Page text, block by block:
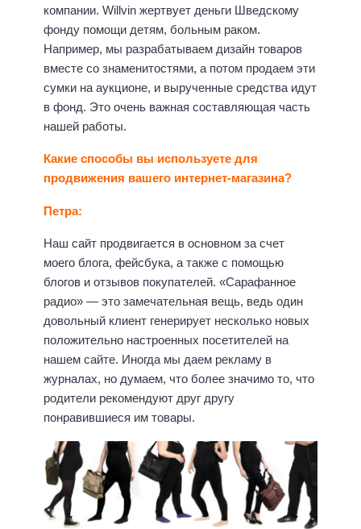
компании. Willvin жертвует деньги Шведскому
фонду помощи детям, больным раком.
Например, мы разрабатываем дизайн товаров
вместе со знаменитостями, а потом продаем эти
сумки на аукционе, и вырученные средства идут
в фонд. Это очень важная составляющая часть
нашей работы.
Какие способы вы используете для
продвижения вашего интернет-магазина?
Петра:
Наш сайт продвигается в основном за счет
моего блога, фейсбука, а также с помощью
блогов и отзывов покупателей. «Сарафанное
радио» — это замечательная вещь, ведь один
довольный клиент генерирует несколько новых
положительно настроенных посетителей на
нашем сайте. Иногда мы даем рекламу в
журналах, но думаем, что более значимо то, что
родители рекомендуют друг другу
понравившиеся им товары.